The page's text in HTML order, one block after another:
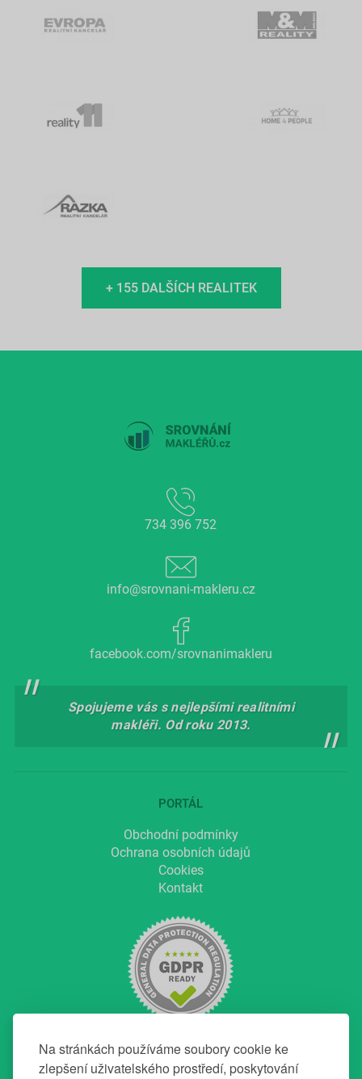
Na stránkách používáme soubory cookie ke
zlepšení uživatelského prostředí, poskytování
+ 155 DALŠÍCH REALITEK
734 396 752
info@srovnani-makleru.cz
facebook.com/srovnanimakleru
Spojujeme vás s nejlepšími realitními
makléři. Od roku 2013.
PORTÁL
Obchodní podmínky
Ochrana osobních údajů
Cookies
Kontakt